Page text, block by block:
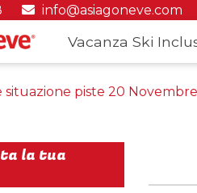
info@asiagoneve.com
Vacanza Ski
situazione piste 20
la tua